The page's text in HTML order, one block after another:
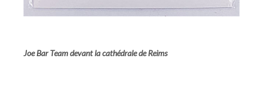
Joe Bar Team devant la cathédrale de Reims